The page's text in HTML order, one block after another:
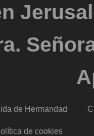
de Hermandad
de cookies